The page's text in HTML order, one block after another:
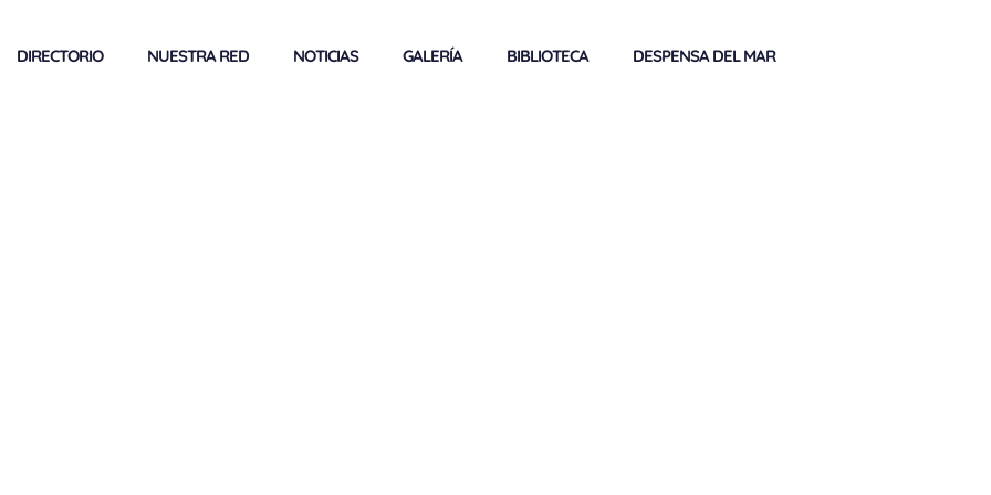
DIRECTORIO NUESTRA RED NOTICIAS GALERÍA BIBLIOTECA DESPENSA DEL MAR